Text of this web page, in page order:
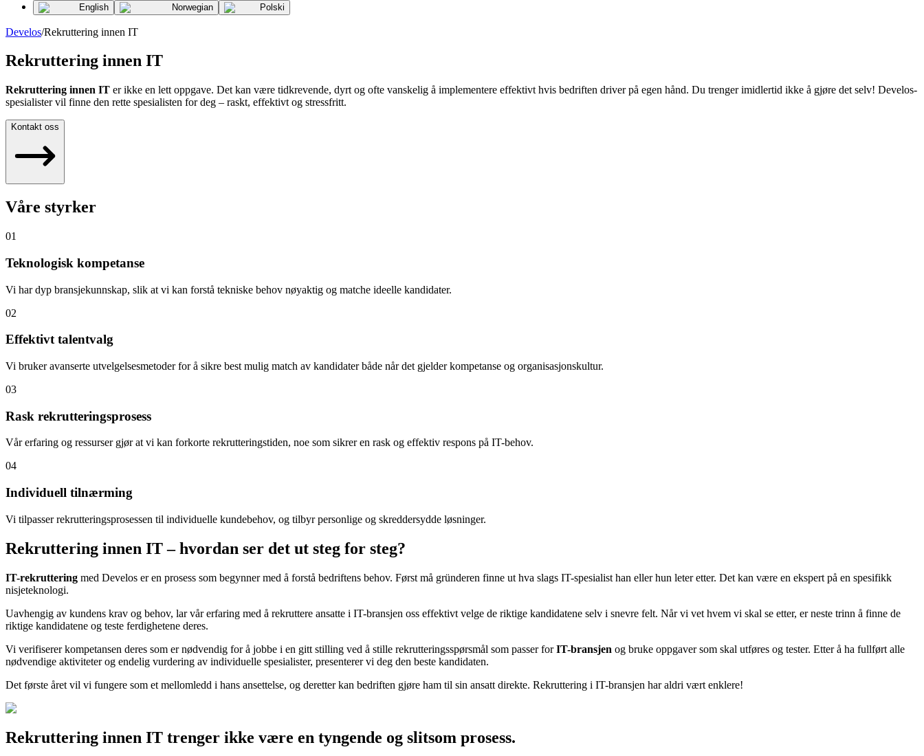
English Norwegian Polski
Develos/Rekruttering innen IT
Rekruttering innen IT
Rekruttering innen IT er ikke en lett oppgave. Det kan være tidkrevende, dyrt og ofte vanskelig å implementere effektivt hvis bedriften driver på egen hånd. Du trenger imidlertid ikke å gjøre det selv! Develos-
spesialister vil finne den rette spesialisten for deg – raskt, effektivt og stressfritt.
Kontakt oss
Våre styrker
01
Teknologisk kompetanse
Vi har dyp bransjekunnskap, slik at vi kan forstå tekniske behov nøyaktig og matche ideelle kandidater.
02
Effektivt talentvalg
Vi bruker avanserte utvelgelsesmetoder for å sikre best mulig match av kandidater både når det gjelder kompetanse og organisasjonskultur.
03
Rask rekrutteringsprosess
Vår erfaring og ressurser gjør at vi kan forkorte rekrutteringstiden, noe som sikrer en rask og effektiv respons på IT-behov.
04
Individuell tilnærming
Vi tilpasser rekrutteringsprosessen til individuelle kundebehov, og tilbyr personlige og skreddersydde løsninger.
Rekruttering innen IT – hvordan ser det ut steg for steg?
IT-rekruttering med Develos er en prosess som begynner med å forstå bedriftens behov. Først må gründeren finne ut hva slags IT-spesialist han eller hun leter etter. Det kan være en ekspert på en spesifikk
nisjeteknologi.
Uavhengig av kundens krav og behov, lar vår erfaring med å rekruttere ansatte i IT-bransjen oss effektivt velge de riktige kandidatene selv i snevre felt. Når vi vet hvem vi skal se etter, er neste trinn å finne de
riktige kandidatene og teste ferdighetene deres.
Vi verifiserer kompetansen deres som er nødvendig for å jobbe i en gitt stilling ved å stille rekrutteringsspørsmål som passer forIT-bransjen og bruke oppgaver som skal utføres og tester. Etter å ha fullført alle
nødvendige aktiviteter og endelig vurdering av individuelle spesialister, presenterer vi deg den beste kandidaten.
Det første året vil vi fungere som et mellomledd i hans ansettelse, og deretter kan bedriften gjøre ham til sin ansatt direkte. Rekruttering i IT-bransjen har aldri vært enklere!
Rekruttering innen IT trenger ikke være en tyngende og slitsom prosess.